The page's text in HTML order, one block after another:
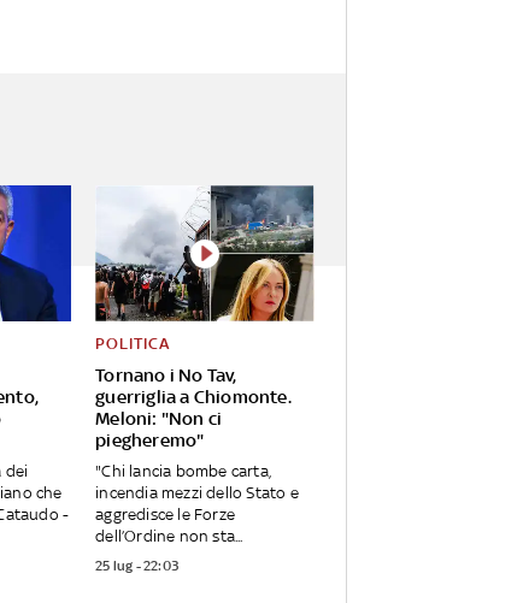
dei
che
-
Tornano i No Tav,
guerriglia a Chiomonte.
Meloni: "Non ci
piegheremo"
POLITICA
"Chi lancia bombe carta,
incendia mezzi dello Stato e
aggredisce le Forze
dell’Ordine non sta...
25 lug - 22:03